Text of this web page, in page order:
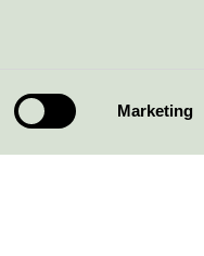
Marketing